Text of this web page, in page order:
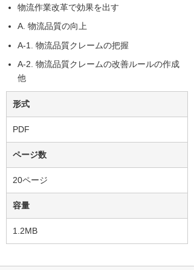
物流作業改革で効果を出す
A. 物流品質の向上
A-1. 物流品質クレームの把握
A-2. 物流品質クレームの改善ルールの作成
他
形式
PDF
ページ数
20ページ
容量
1.2MB